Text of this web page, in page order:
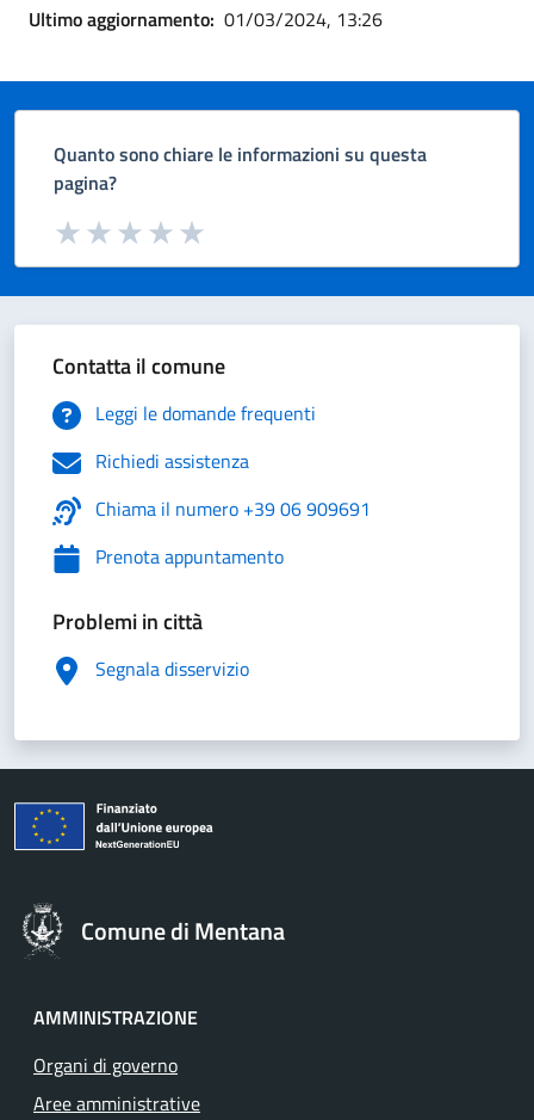
Ultimo aggiornamento: 01/03/2024, 13:26
Quanto sono chiare le informazioni su questa
pagina?
Valuta da 1 a 5 stelle la pagina
Valuta 5 stelle su 5
Valuta 4 stelle su 5
Valuta 3 stelle su 5
Valuta 2 stelle su 5
Valuta 1 stelle su 5
Contatta il comune
Leggi le domande frequenti
Richiedi assistenza
Chiama il numero +39 06 909691
Prenota appuntamento
Problemi in città
Segnala disservizio
Comune di Mentana
AMMINISTRAZIONE
Organi di governo
Aree amministrative